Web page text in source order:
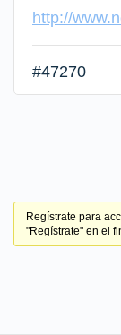
http://
#47270
Regístrate para
"Regístrate" en el